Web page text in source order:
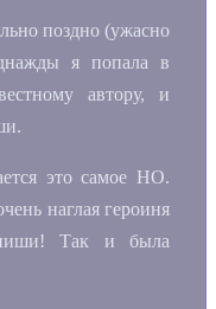
поздно (ужасно
я попала в
автору, и
это самое НО.
наглая героиня
пиши! Так и была